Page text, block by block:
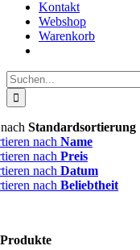
Kontakt
Webshop
Warenkorb
Suche
nach:
Standardsortierung
nach Name
nach Preis
nach Datum
nach Beliebtheit